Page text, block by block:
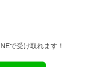
で受け取れます！